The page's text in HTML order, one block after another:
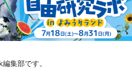
集部です。